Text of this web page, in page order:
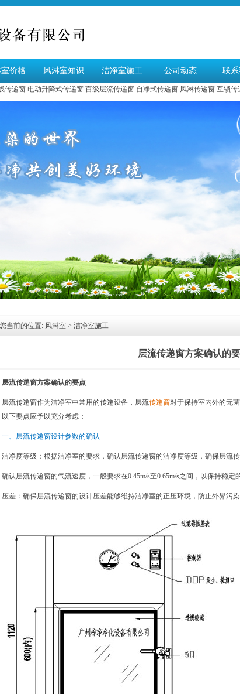
价格 风淋室知识 洁净室施工 公司动态 联系
传递窗 电动升降式传递窗 百级层流传递窗 自净式传递窗 风淋传递窗 互锁传
您当前的位置: 风淋室 > 洁净室施工
层流传递窗方案确认的
层流传递窗方案确认的要点
层流传递窗作为洁净室中常用的传递设备，层流传递窗对于保持室内外的无
以下要点应予以充分考虑：
一、层流传递窗设计参数的确认
洁净度等级：根据洁净室的要求，确认层流传递窗的洁净度等级，确保层流
确认层流传递窗的气流速度，一般要求在0.45m/s至0.65m/s之间，以保持稳定
压差：确保层流传递窗的设计压差能够维持洁净室的正压环境，防止外界污染